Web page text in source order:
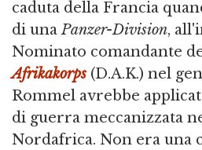
caduta della Francia
di unaPanzer-Division,
Nominato comandante
Afrikakorps (D.A.K.) nel
Rommel avrebbe
di guerra meccanizzata
Nordafrica. Non era una